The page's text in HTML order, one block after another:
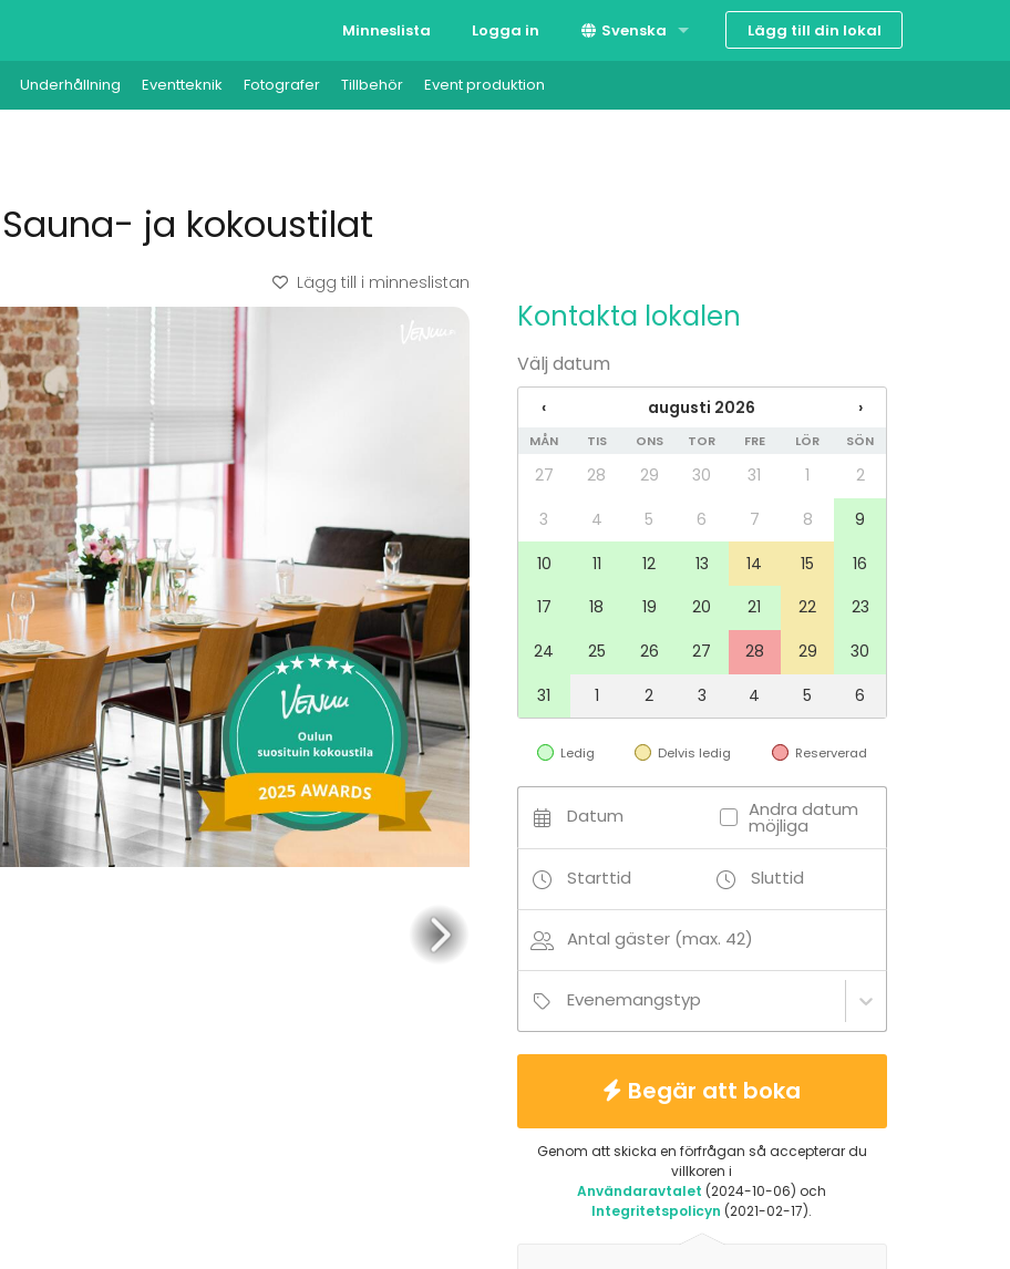
Minneslista Logga in Svenska Lägg till din lokal
Underhållning Eventteknik Fotografer Tillbehör Event produktion
ja kokoustilat
Lägg till i minneslistan
Kontakta lokalen
Välj datum
‹ augusti 2026 ›
MÅN TIS ONS TOR FRE LÖR SÖN
27 28 29 30 31 1
2
3
4 5 6 7 8
9
10
11 12 13 14 15
16
17
18 19 20 21 22
23
24
25 26 27 28 29
30
31
1 2 3 4 5 6
Ledig Delvis ledig Reserverad
Datum Andra datum
möjliga
Starttid Sluttid
Antal gäster (max. 42)
Evenemangstyp
Begär att boka
Genom att skicka en förfrågan så accepterar du
villkoren i
Användaravtalet (2024-10-06) och
Integritetspolicyn (2021-02-17).